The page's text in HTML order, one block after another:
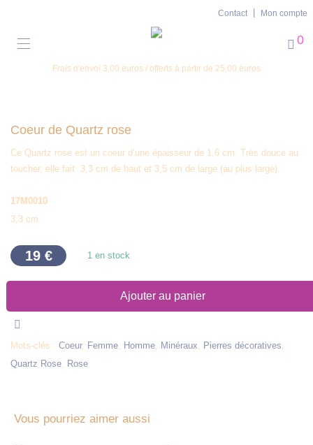
Contact Mon compte
0
Frais d'envoi 3,00 euros / offerts à partir de 25,00 euros
Coeur de Quartz rose
Ce Quartz rose est un coeur d’une épaisseur de 1,6 cm. Très douce au
toucher, elle fait 3,3 cm de haut et 3,5 cm de large (au plus large).
17M0010
3,3 cm
19 € 1 en stock
Ajouter au panier
Mots-clés : Coeur, Femme, Homme, Minéraux, Pierres décoratives,
Quartz Rose, Rose
Vous pourriez aimer aussi